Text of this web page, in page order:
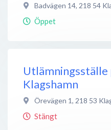
Badvägen 14, 218 54
Öppet
Klagshamn
Örevägen 1, 218 53
Stängt